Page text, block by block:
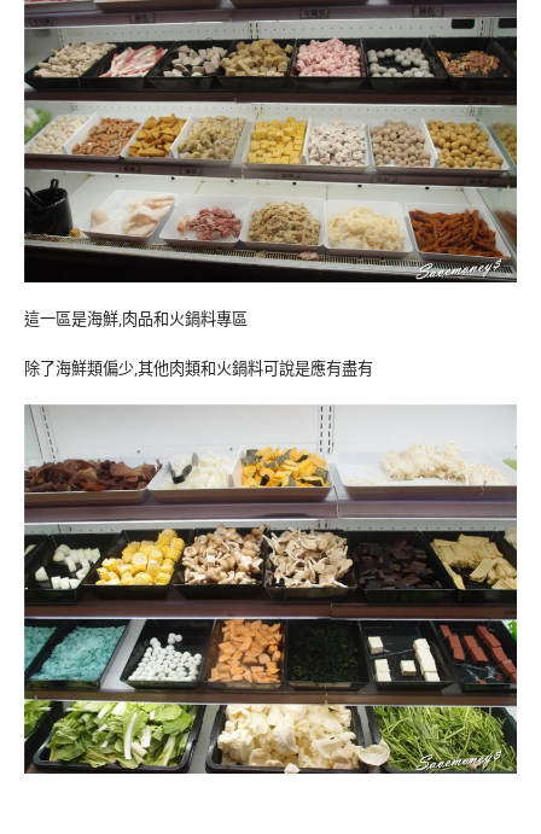
這一區是海鮮,肉品和火鍋料專區
除了海鮮類偏少,其他肉類和火鍋料可說是應有盡有